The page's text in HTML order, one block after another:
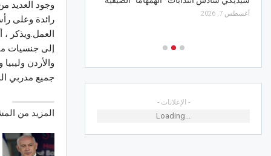
وجود العديد
رائدة وعلى
إلى جنسيات
والأردن
جميع مدربي
المزيد من
أغسطس 7, 2026
إلى أمريكا
- الإعلانات -
Loading...